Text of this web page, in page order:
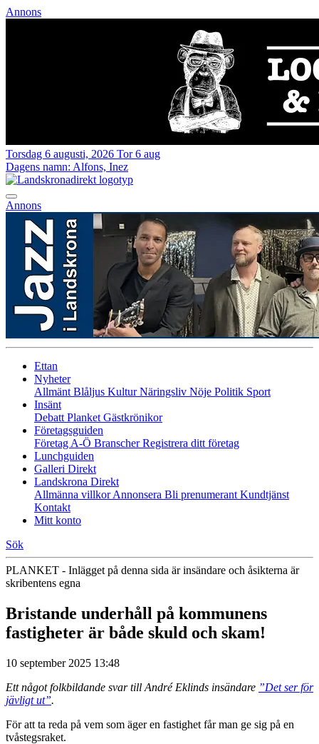
Annons
Torsdag 6 augusti, 2026 Tor 6 aug
Dagens namn: Alfons, Inez
Annons
Ettan
Nyheter
Allmänt Blåljus KulturNäringsliv Nöje Politik Sport
Insänt
Debatt Planket Gästkrönikor
Företagsguiden
Företag A-Ö BranscherRegistrera ditt företag
Lunchguiden
Galleri Direkt
Landskrona Direkt
Allmänna villkorAnnonsera Bli prenumerant Kundtjänst
Kontakt
Mitt konto
Sök
PLANKET - Inlägget på denna sida är insändare och åsikterna är
skribentens egna
Bristande underhåll på kommunens
fastigheter är både skuld och skam!
10 september 2025 13:48
Ett något folkbildande svar till André Eklinds insändare ”Det ser för
jävligt ut”.
För att ta reda på vem som äger en fastighet får man ge sig på en
tvåstegsraket.